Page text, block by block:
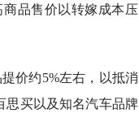
品售价以转嫁成本压
价约5%左右，以抵消
思买以及知名汽车品牌